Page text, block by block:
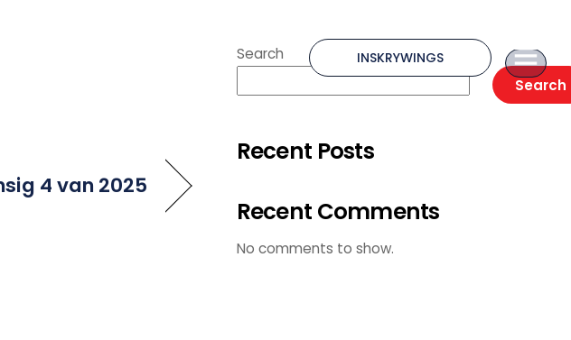
INSKRYWINGS
4 van 2025
Search
Search
Recent Posts
Recent Comments
No comments to show.